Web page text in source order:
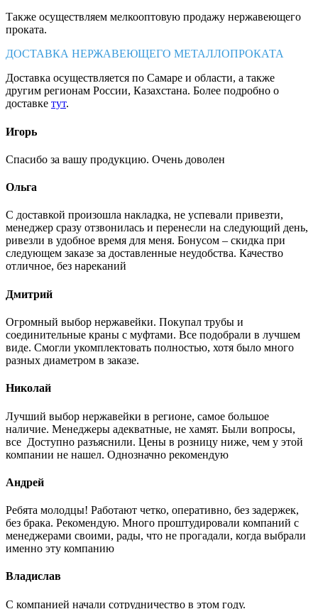
Также осуществляем мелкооптовую продажу нержавеющего
проката.
ДОСТАВКА НЕРЖАВЕЮЩЕГО МЕТАЛЛОПРОКАТА
Доставка осуществляется по Самаре и области, а также
другим регионам России, Казахстана. Более подробно о
доставке тут.
Игорь
Спасибо за вашу продукцию. Очень доволен
Ольга
С доставкой произошла накладка, не успевали привезти,
менеджер сразу отзвонилась и перенесли на следующий день,
ривезли в удобное время для меня. Бонусом – скидка при
следующем заказе за доставленные неудобства. Качество
отличное, без нареканий
Дмитрий
Огромный выбор нержавейки. Покупал трубы и
соединительные краны с муфтами. Все подобрали в лучшем
виде. Смогли укомплектовать полностью, хотя было много
разных диаметром в заказе.
Николай
Лучший выбор нержавейки в регионе, самое большое
наличие. Менеджеры адекватные, не хамят. Были вопросы,
все Доступно разъяснили. Цены в розницу ниже, чем у этой
компании не нашел. Однозначно рекомендую
Андрей
Ребята молодцы! Работают четко, оперативно, без задержек,
без брака. Рекомендую. Много проштудировали компаний с
менеджерами своими, рады, что не прогадали, когда выбрали
именно эту компанию
Владислав
С компанией начали сотрудничество в этом году.